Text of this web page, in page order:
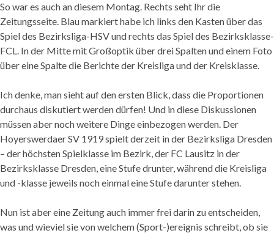
So war es auch an diesem Montag. Rechts seht Ihr die
Zeitungsseite. Blau markiert habe ich links den Kasten über das
Spiel des Bezirksliga-HSV und rechts das Spiel des Bezirksklasse-
FCL. In der Mitte mit Großoptik über drei Spalten und einem Foto
über eine Spalte die Berichte der Kreisliga und der Kreisklasse.
Ich denke, man sieht auf den ersten Blick, dass die Proportionen
durchaus diskutiert werden dürfen! Und in diese Diskussionen
müssen aber noch weitere Dinge einbezogen werden. Der
Hoyerswerdaer SV 1919 spielt derzeit in der Bezirksliga Dresden
– der höchsten Spielklasse im Bezirk, der FC Lausitz in der
Bezirksklasse Dresden, eine Stufe drunter, während die Kreisliga
und -klasse jeweils noch einmal eine Stufe darunter stehen.
Nun ist aber eine Zeitung auch immer frei darin zu entscheiden,
was und wieviel sie von welchem (Sport-)ereignis schreibt, ob sie